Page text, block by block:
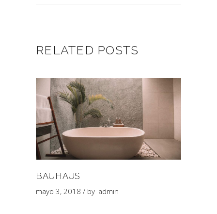
RELATED POSTS
BAUHAUS
mayo 3, 2018 by admin